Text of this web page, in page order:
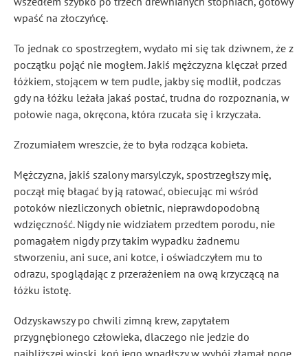
wpaść na złoczyńcę.
To jednak co spostrzegłem, wydało mi się tak dziwnem, że z
początku pojąć nie mogłem. Jakiś mężczyzna klęczał przed
łóżkiem, stojącem w tem pudle, jakby się modlił, podczas
gdy na łóżku leżała jakaś postać, trudna do rozpoznania, w
połowie naga, okręcona, która rzucała się i krzyczała.
Zrozumiałem wreszcie, że to była rodząca kobieta.
Mężczyzna, jakiś szalony marsylczyk, spostrzegłszy mię,
począł mię błagać by ją ratować, obiecując mi wśród
potoków niezliczonych obietnic, nieprawdopodobną
wdzięczność. Nigdy nie widziałem przedtem porodu, nie
pomagałem nigdy przy takim wypadku żadnemu
stworzeniu, ani suce, ani kotce, i oświadczyłem mu to
odrazu, spoglądając z przerażeniem na ową krzyczącą na
łóżku istotę.
Odzyskawszy po chwili zimną krew, zapytałem
przygnębionego człowieka, dlaczego nie jedzie do
najbliższej wioski, koń jego wpadłszy w wybój złamał nogę